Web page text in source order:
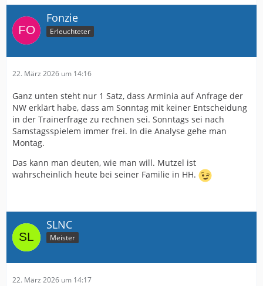
Fonzie
Erleuchteter
22. März 2026 um 14:16
Ganz unten steht nur 1 Satz, dass Arminia auf Anfrage der
NW erklärt habe, dass am Sonntag mit keiner Entscheidung
in der Trainerfrage zu rechnen sei. Sonntags sei nach
Samstagsspielem immer frei. In die Analyse gehe man
Montag.
Das kann man deuten, wie man will. Mutzel ist
wahrscheinlich heute bei seiner Familie in HH.
SLNC
Meister
22. März 2026 um 14:17